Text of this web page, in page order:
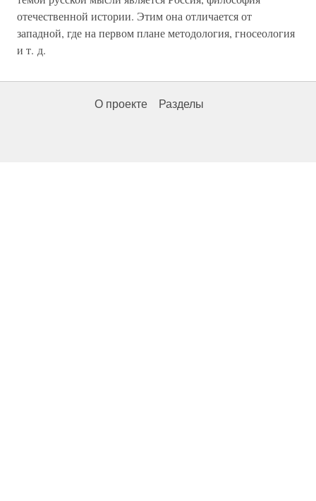
отечественной истории. Этим она отличается от
западной, где на первом плане методология, гносеология
и т. д.
О проекте Разделы